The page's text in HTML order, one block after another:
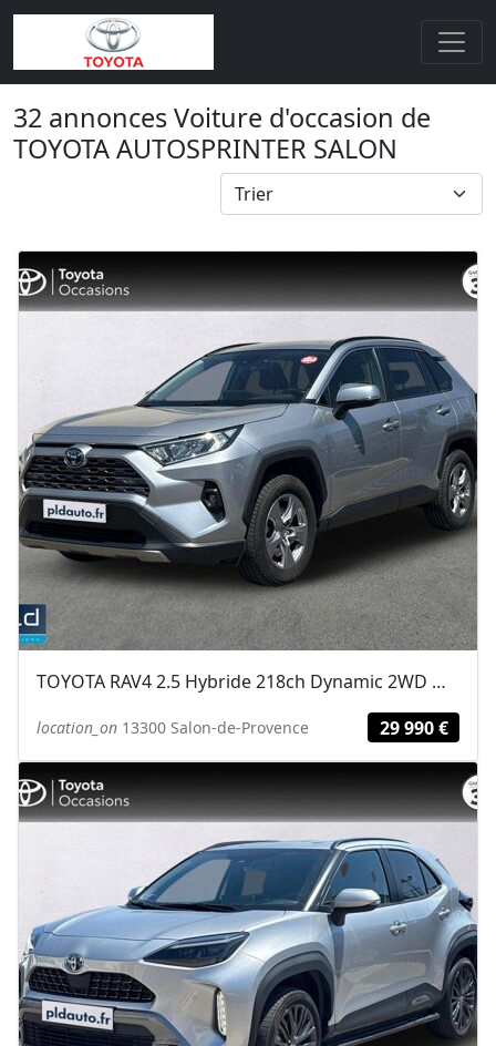
32 annonces Voiture d'occasion de
TOYOTA AUTOSPRINTER SALON
TOYOTA RAV4 2.5 Hybride 218ch Dynamic 2WD MY24
location_on 13300 Salon-de-Provence 29 990 €